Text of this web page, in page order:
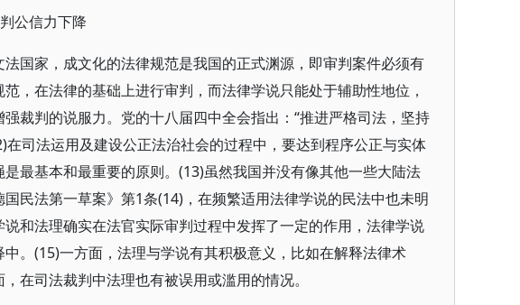
公信力下降
国家，成文化的法律规范是我国的正式渊源，即审判案件必须有
，在法律的基础上进行审判，而法律学说只能处于辅助性地位，
裁判的说服力。党的十八届四中全会指出：“推进严格司法，坚持
在司法运用及建设公正法治社会的过程中，要达到程序公正与实体
最基本和最重要的原则。(13)虽然我国并没有像其他一些大陆法
民法第一草案》第1条(14)，在频繁适用法律学说的民法中也未明
和法理确实在法官实际审判过程中发挥了一定的作用，法律学说
。(15)一方面，法理与学说有其积极意义，比如在解释法律术
在司法裁判中法理也有被误用或滥用的情况。